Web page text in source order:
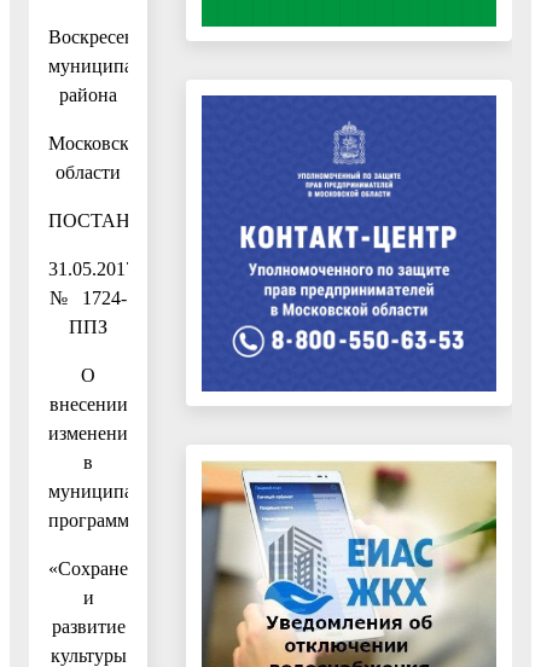
Воскресенского
муниципального
района
Московской
области
ПОСТАНОВЛЕНИЕ
31.05.2017
№ 1724-
ППЗ
О
внесении
изменений
в
муниципальную
программу
«Сохранение
и
развитие
культуры